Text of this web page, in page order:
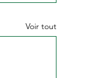
Voir tout